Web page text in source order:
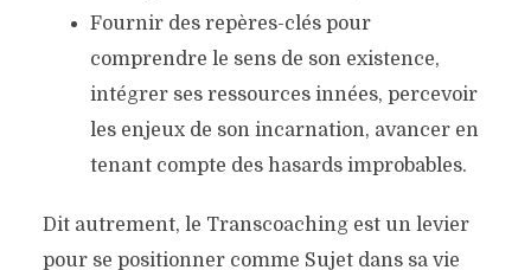
Fournir des repères-clés pour
comprendre le sens de son existence,
intégrer ses ressources innées, percevoir
les enjeux de son incarnation, avancer en
tenant compte des hasards improbables.
Dit autrement, le Transcoaching est un levier
pour se positionner comme Sujet dans sa vie